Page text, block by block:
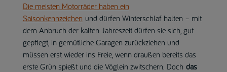
Die meisten Motorräder haben ein
Saisonkennzeichen und dürfen Winterschlaf halten – mit
dem Anbruch der kalten Jahreszeit dürfen sie sich, gut
gepflegt, in gemütliche Garagen zurückziehen und
müssen erst wieder ins Freie, wenn draußen bereits das
erste Grün spießt und die Vöglein zwitschern. Doch das